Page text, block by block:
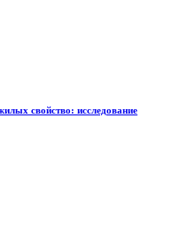
свойство: исследование